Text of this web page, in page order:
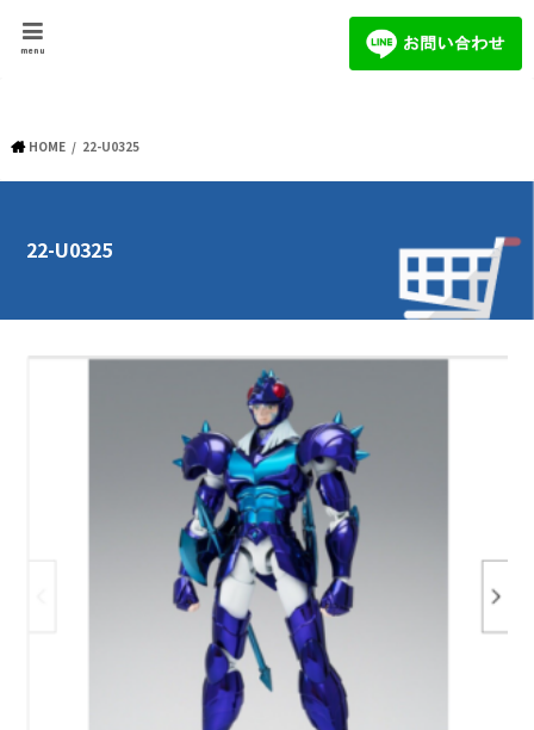
menu
HOME 22-U0325
22-U0325